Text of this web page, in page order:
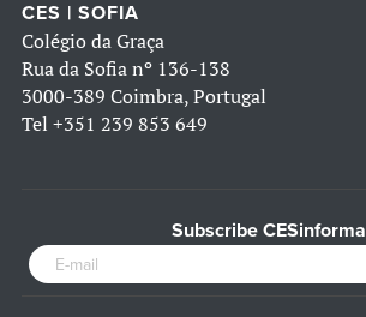
CES | SOFIA
Colégio da Graça
Rua da Sofia nº 136-138
3000-389 Coimbra, Portugal
Tel +351 239 853 649
Subscribe CESinforma